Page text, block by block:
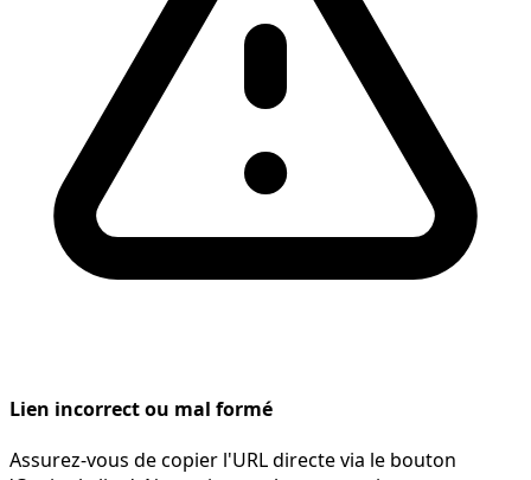
Lien incorrect ou mal formé
Assurez-vous de copier l'URL directe via le bouton